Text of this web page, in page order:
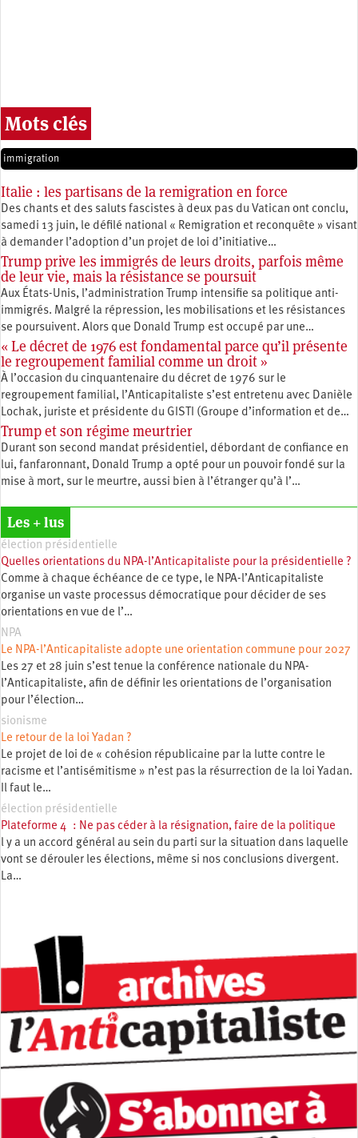
Mots clés
immigration
Italie : les partisans de la remigration en force
Des chants et des saluts fascistes à deux pas du Vatican ont conclu,
samedi 13 juin, le défilé national « Remigration et reconquête » visant
à demander l’adoption d’un projet de loi d’initiative…
Trump prive les immigrés de leurs droits, parfois même
de leur vie, mais la résistance se poursuit
Aux États-Unis, l’administration Trump intensifie sa politique anti-
immigrés. Malgré la répression, les mobilisations et les résistances
se poursuivent. Alors que Donald Trump est occupé par une…
« Le décret de 1976 est fondamental parce qu’il présente
le regroupement familial comme un droit »
À l’occasion du cinquantenaire du décret de 1976 sur le
regroupement familial, l’Anticapitaliste s’est entretenu avec Danièle
Lochak, juriste et présidente du GISTI (Groupe d’information et de…
Trump et son régime meurtrier
Durant son second mandat présidentiel, débordant de confiance en
lui, fanfaronnant, Donald Trump a opté pour un pouvoir fondé sur la
mise à mort, sur le meurtre, aussi bien à l’étranger qu’à l’…
Les + lus
élection présidentielle
Quelles orientations du NPA-l’Anticapitaliste pour la présidentielle ?
Comme à chaque échéance de ce type, le NPA-l’Anticapitaliste
organise un vaste processus démocratique pour décider de ses
orientations en vue de l’…
NPA
Le NPA-l’Anticapitaliste adopte une orientation commune pour 2027
Les 27 et 28 juin s’est tenue la conférence nationale du NPA-
l’Anticapitaliste, afin de définir les orientations de l’organisation
pour l’élection…
sionisme
Le retour de la loi Yadan ?
Le projet de loi de « cohésion républicaine par la lutte contre le
racisme et l’antisémitisme » n’est pas la résurrection de la loi Yadan.
Il faut le…
élection présidentielle
Plateforme 4 : Ne pas céder à la résignation, faire de la politique
l y a un accord général au sein du parti sur la situation dans laquelle
vont se dérouler les élections, même si nos conclusions divergent.
La…